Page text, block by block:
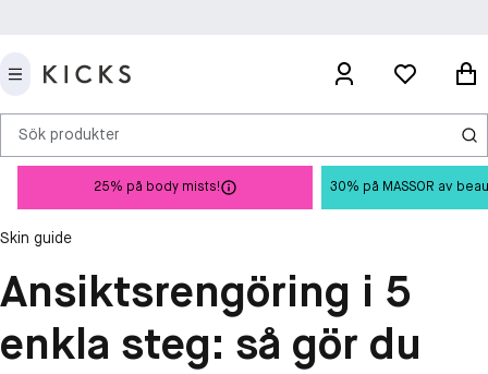
Sök produkter
25% på body mists! 30% på MASSOR av
Skin guide
Ansiktsrengöring i 5
enkla steg: så gör du